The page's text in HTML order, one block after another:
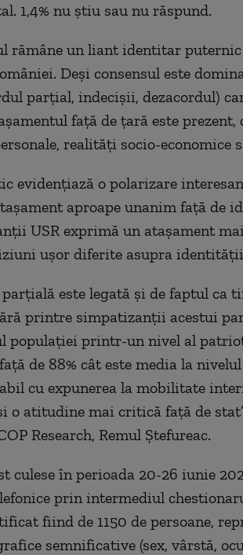
1,4% nu știu sau nu răspund.
rămâne un liant identitar
Deși consensul este
parțial, indecișii, dezacordul)
față de țară este
realități socio-
evidențiază o polarizare
aproape unanim față de
USR exprimă un atașament
ușor diferite asupra
este legată și de faptul ca
printre simpatizanții acestui
populației printr-un nivel al
de 88% cât este media la
cu expunerea la mobilitate
o atitudine mai critică față de
Research, Remul Ștefureac.
culese în perioada 20-26 iunie
prin intermediul
fiind de 1150 de persoane,
semnificative (sex, vârstă,